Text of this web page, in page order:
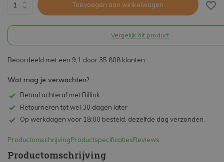
Toevoegen aan winkelwagen
Vergelijk dit product
Beoordeeld met een 9,1 door 35.808 klanten
Wat mag je verwachten?
Betaal achteraf met Billink
Retourneren tot wel 30 dagen later
Op werkdagen voor 18:00 besteld, dezelfde dag verzonden.
ProductomschrijvingProductspecificatiesReviews
Productomschrijving